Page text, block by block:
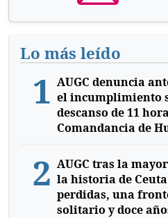
Lo más leído
1 AUGC denuncia
el incumplimiento
descanso de 11
Comandancia de
2 AUGC tras la
la historia de
perdidas, una
solitario y doce